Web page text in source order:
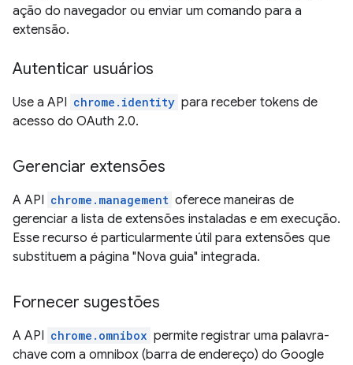
ação do navegador ou enviar um comando para a
extensão.
Autenticar usuários
Use a API chrome.identity para receber tokens de
acesso do OAuth 2.0.
Gerenciar extensões
A API chrome.management oferece maneiras de
gerenciar a lista de extensões instaladas e em execução.
Esse recurso é particularmente útil para extensões que
substituem a página "Nova guia" integrada.
Fornecer sugestões
A API chrome.omnibox permite registrar uma palavra-
chave com a omnibox (barra de endereço) do Google